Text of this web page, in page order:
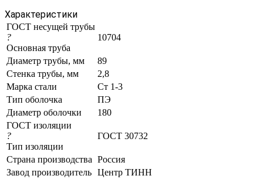
Характеристики
ГОСТ несущей трубы
?
Основная труба
10704
Диаметр трубы, мм
89
Стенка трубы, мм
2,8
Марка стали
Ст 1-3
Тип оболочка
ПЭ
Диаметр оболочки
180
ГОСТ изоляции
?
Тип изоляции
ГОСТ 30732
Страна производства Россия
Завод производитель Центр ТИНН